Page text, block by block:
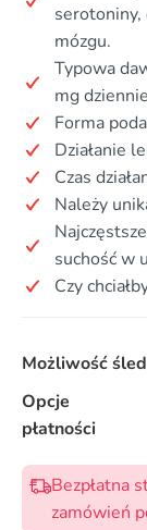
mózgu.
Typowa
mg
Forma
Działanie
Czas
Należy
suchość w
Czy
Możliwość
Opcje
płatności
Bezpłatna
zamówień